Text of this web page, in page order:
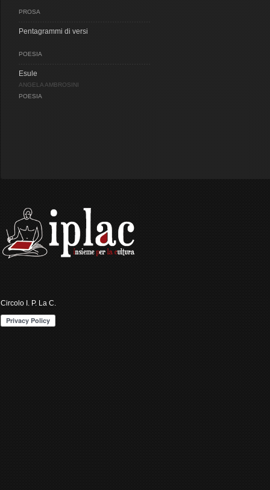
PROSA
Pentagrammi di versi
POESIA
Esule
ANGELA AMBROSINI
POESIA
Circolo I. P. La C.